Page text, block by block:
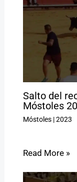
Salto del
Móstoles
Móstoles|2023
Read More »